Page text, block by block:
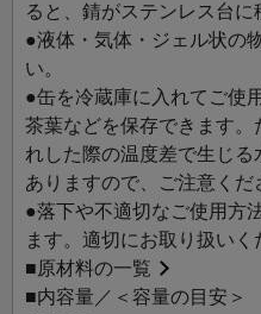
ると、錆がステンレス台に
●液体・気体・ジェル状の
い。
●缶を冷蔵庫に入れてご使
茶葉などを保存できます。
れした際の温度差で生じ
ありますので、ご注意くだ
●落下や不適切なご使用方
ます。適切にお取り扱いく
■原材料の一覧
■内容量／＜容量の目安＞